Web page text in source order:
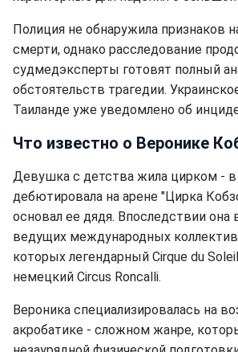
Полиция не обнаружила признаков
смерти, однако расследование
судмедэксперты готовят полный
обстоятельств трагедии.
Таиланде уже уведомлено об
Что известно о Веронике
Девушка с детства жила цирком - в
дебютировала на арене "Цирка
основал ее дядя. Впоследствии она
ведущих международных
которых легендарный Cirque du
немецкий Circus Roncalli.
Вероника специализировалась на
акробатике - сложном жанре,